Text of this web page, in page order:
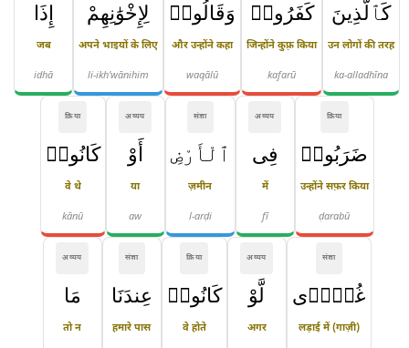
كَٱلَّذِينَ
उन लोगों की तरह
ka-alladhīna
كَفَرُوا۟
जिन्होंने कुफ़्र किया
kafarū
وَقَالُوا۟
और उन्होंने कहा
waqālū
لِإِخْوَٰنِهِمْ
अपने भाइयों के लिए
li-ikh'wānihim
إِذَا
जब
idhā
क्रिया
ضَرَبُوا۟
उन्होंने सफ़र किया
ḍarabū
अव्यय
فِى
में
fī
संज्ञा
ٱلْأَرْضِ
ज़मीन
l-arḍi
अव्यय
أَوْ
या
aw
क्रिया
كَانُوا۟
वे थे
kānū
संज्ञा
غُزًّۭى
लड़ाई में (गाज़ी)
अव्यय
لَّوْ
अगर
क्रिया
كَانُوا۟
वे होते
संज्ञा
عِندَنَا
हमारे पास
अव्यय
مَا
तो न